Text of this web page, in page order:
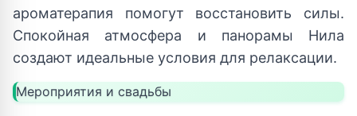
ароматерапия помогут восстановить силы.
Спокойная атмосфера и панорамы Нила
создают идеальные условия для релаксации.
Мероприятия и свадьбы